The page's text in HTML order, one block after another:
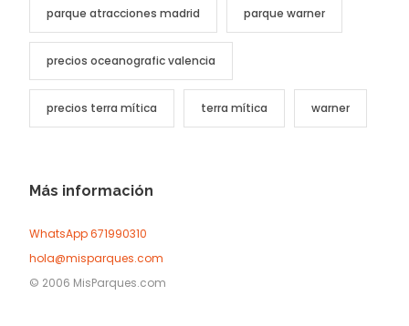
parque atracciones madrid parque warner
precios oceanografic valencia
precios terra mítica terra mítica warner
Más información
WhatsApp 671990310
hola@misparques.com
© 2006 MisParques.com